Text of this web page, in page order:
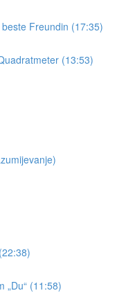
Freundin (17:35)
(13:53)
„Du“ (11:58)